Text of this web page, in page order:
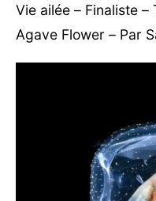
Vie ailée – Finaliste –
Agave Flower – Par